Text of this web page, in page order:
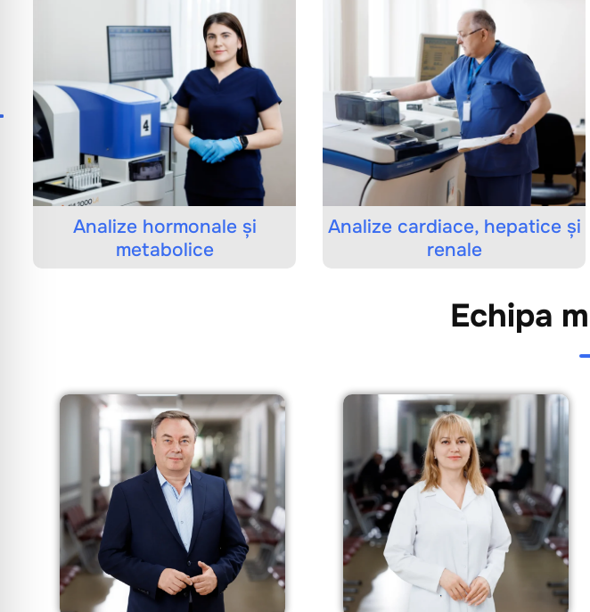
Analize hormonale și
metabolice
Analize cardiace, hepatice și
renale
Echipa